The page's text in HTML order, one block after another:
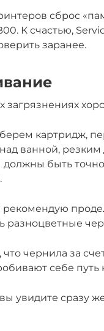
сброс
К счастью,
заранее.
загрязнениях
картридж,
ванной,
быть
разноцветные
что чернила за
себе путь
вы увидите